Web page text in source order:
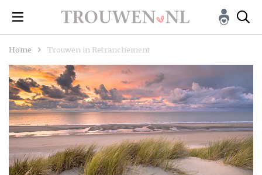
Home Trouwen in Retranchement